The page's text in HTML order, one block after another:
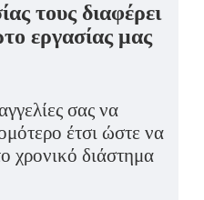
τους διαφέρει
εργασίας μας
σας να
έτσι ώστε να
χρονικό διάστημα